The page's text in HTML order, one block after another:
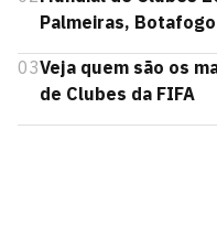
Palmeiras,
03Veja quem são os
de Clubes da FIFA